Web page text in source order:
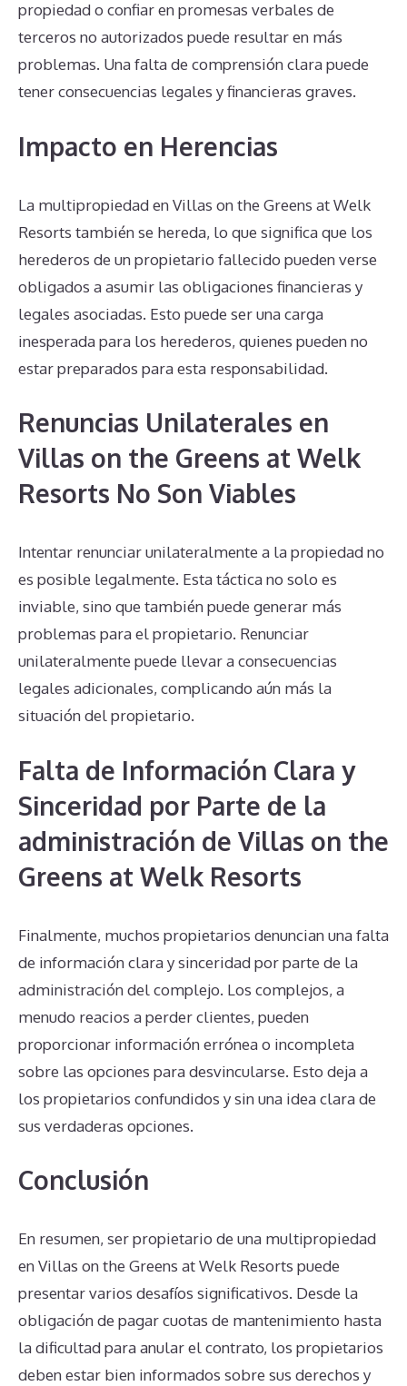
propiedad o confiar en promesas verbales de
terceros no autorizados puede resultar en más
problemas. Una falta de comprensión clara puede
tener consecuencias legales y financieras graves.
Impacto en Herencias
La multipropiedad en Villas on the Greens at Welk
Resorts también se hereda, lo que significa que los
herederos de un propietario fallecido pueden verse
obligados a asumir las obligaciones financieras y
legales asociadas. Esto puede ser una carga
inesperada para los herederos, quienes pueden no
estar preparados para esta responsabilidad.
Renuncias Unilaterales en
Villas on the Greens at Welk
Resorts No Son Viables
Intentar renunciar unilateralmente a la propiedad no
es posible legalmente. Esta táctica no solo es
inviable, sino que también puede generar más
problemas para el propietario. Renunciar
unilateralmente puede llevar a consecuencias
legales adicionales, complicando aún más la
situación del propietario.
Falta de Información Clara y
Sinceridad por Parte de la
administración de Villas on the
Greens at Welk Resorts
Finalmente, muchos propietarios denuncian una falta
de información clara y sinceridad por parte de la
administración del complejo. Los complejos, a
menudo reacios a perder clientes, pueden
proporcionar información errónea o incompleta
sobre las opciones para desvincularse. Esto deja a
los propietarios confundidos y sin una idea clara de
sus verdaderas opciones.
Conclusión
En resumen, ser propietario de una multipropiedad
en Villas on the Greens at Welk Resorts puede
presentar varios desafíos significativos. Desde la
obligación de pagar cuotas de mantenimiento hasta
la dificultad para anular el contrato, los propietarios
deben estar bien informados sobre sus derechos y